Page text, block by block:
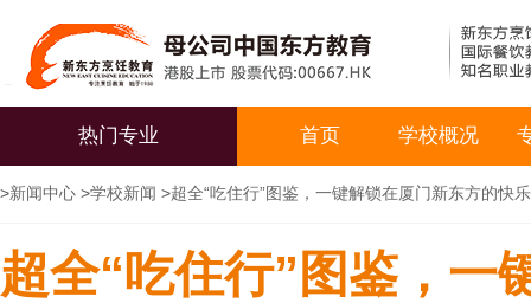
热门专业 首页 学校概况
>新闻中心 >学校新闻 >超全“吃住行”图鉴，一键解锁在厦门新东方的快
超全“吃住行”图鉴，一